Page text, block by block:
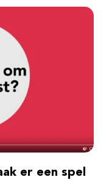
er een spel